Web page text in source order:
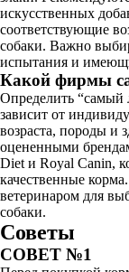
искусственных
соответствующие
собаки. Важно
испытания и
Какой фирмы
Определить “самый
зависит от
возраста, породы и
оцененными
Diet и Royal Canin,
качественные
ветеринаром для
собаки.
Советы
СОВЕТ №1